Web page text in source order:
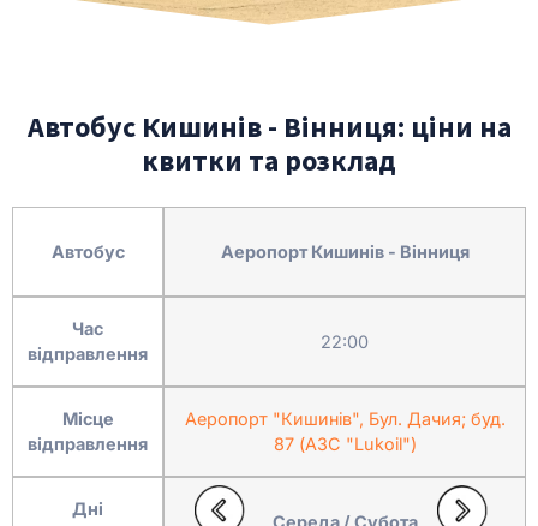
Автобус Кишинів - Вінниця: ціни на
квитки та розклад
Автобус
Час
відправлення
Місце
відправлення
Дні
Аеропорт Кишинів - Вінниця
22:00
Аеропорт "Кишинів", Бул. Дачия; буд.
87 (АЗС "Lukoil")
Середа / Субота